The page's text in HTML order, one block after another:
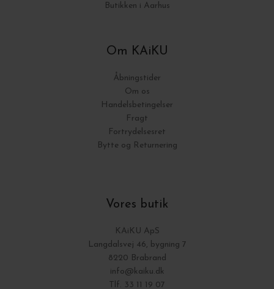
Butikken i Aarhus
Om KAiKU
Åbningstider
Om os
Handelsbetingelser
Fragt
Fortrydelsesret
Bytte og Returnering
Vores butik
KAiKU ApS
Langdalsvej 46, bygning 7
8220 Brabrand
info@kaiku.dk
Tlf. 33 11 19 07